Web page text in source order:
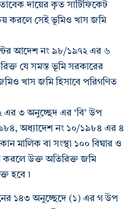
দায়ের কৃত সার্টিফিকেট
করলে সেই ভূমিও খাস জমি
আদেশ নং ৯৮/১৯৭২ এর ৬
যে সমস্ত ভূমি সরকারের
খাস জমি হিসাবে পরিগণিত
এর ৩ অনুচ্ছেদ এর ‘বি’ উপ
অধ্যাদেশ নং ১০/১৯৮৪ এর ৪
মালিক বা সংস্থা ১০০ বিঘার ও
করলে উক্ত অতিরিক্ত জমি
হবে ৷
১৪৩ অনুচ্ছেদে (১) এর গ উপ